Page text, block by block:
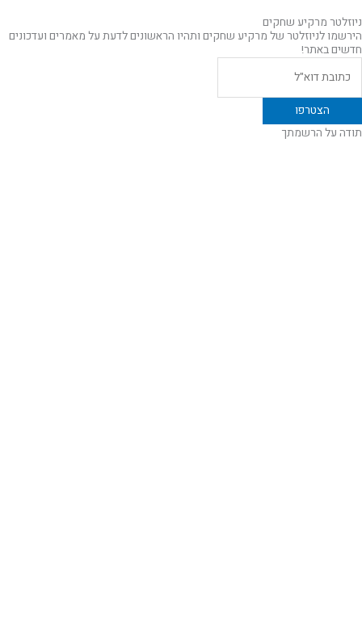
ניוזלטר מרקיע שחקים
הירשמו לניוזלטר של מרקיע שחקים ותהיו הראשונים לדעת על מאמרים ועדכונים
חדשים באתר!
תודה על הרשמתך